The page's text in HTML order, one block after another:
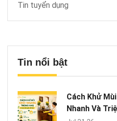
Tin tuyển dụng
Tin nổi bật
Cách Khử
Nhanh Và